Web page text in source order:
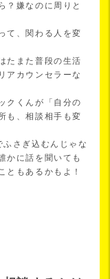
？嫌なのに周りと
て、関わる人を変
たまた普段の生活
アカウンセラーな
クくんが「自分の
も、相談相手も変
さぎ込むんじゃな
かに話を聞いても
ともあるかもよ！